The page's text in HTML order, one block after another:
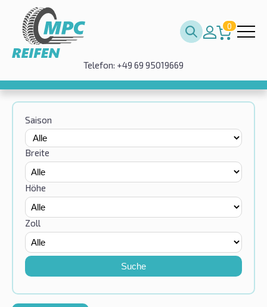
0
Telefon: +49 69 95019669
Saison
Breite
Höhe
Zoll
Suche